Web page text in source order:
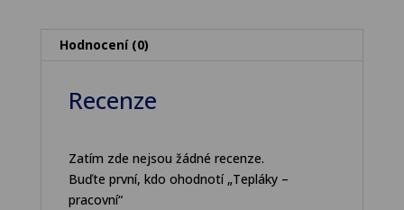
Hodnocení (0)
Recenze
Zatím zde nejsou žádné recenze.
Buďte první, kdo ohodnotí „Tepláky –
pracovní“